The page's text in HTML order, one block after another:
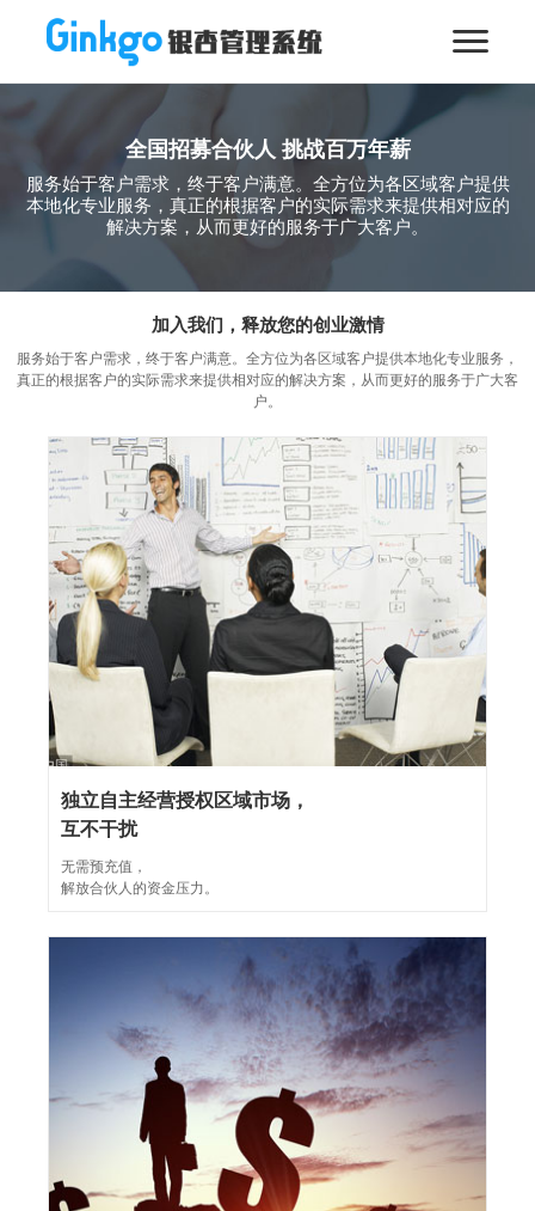
全国招募合伙人 挑战百万年薪
服务始于客户需求，终于客户满意。全方位为各区域客户提供
本地化专业服务，真正的根据客户的实际需求来提供相对应的
解决方案，从而更好的服务于广大客户。
加入我们，释放您的创业激情
服务始于客户需求，终于客户满意。全方位为各区域客户提供本地化专业服务，
真正的根据客户的实际需求来提供相对应的解决方案，从而更好的服务于广大客
户。
独立自主经营授权区域市场，
互不干扰
无需预充值，
解放合伙人的资金压力。